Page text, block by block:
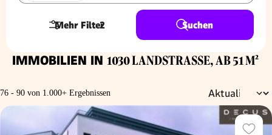
Mehr Filter
2 Suchen
IMMOBILIEN IN 1030 LANDSTRASSE, AB 51 M²
76 - 90 von 1.000+ Ergebnissen